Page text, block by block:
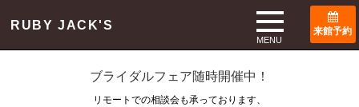
RUBY JACK'S
MENU
来館予約
ブライダルフェア随時開催中！
リモートでの相談会も承っております、